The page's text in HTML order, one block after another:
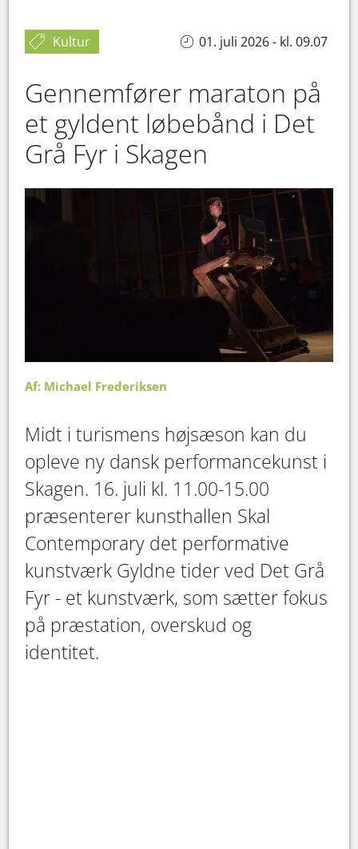
Kultur 01. juli 2026 - kl. 09.07
Gennemfører maraton på
et gyldent løbebånd i Det
Grå Fyr i Skagen
Af: Michael Frederiksen
Midt i turismens højsæson kan du
opleve ny dansk performancekunst i
Skagen. 16. juli kl. 11.00-15.00
præsenterer kunsthallen Skal
Contemporary det performative
kunstværk Gyldne tider ved Det Grå
Fyr - et kunstværk, som sætter fokus
på præstation, overskud og
identitet.